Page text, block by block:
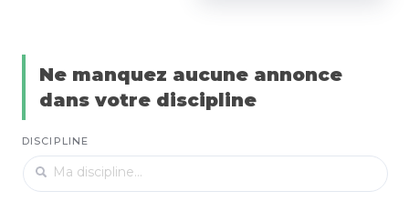
Ne manquez aucune annonce
dans votre discipline
DISCIPLINE